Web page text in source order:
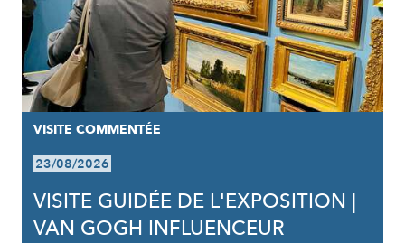
VISITE COMMENTÉE
23/08/2026
VISITE GUIDÉE DE L'EXPOSITION |
VAN GOGH INFLUENCEUR